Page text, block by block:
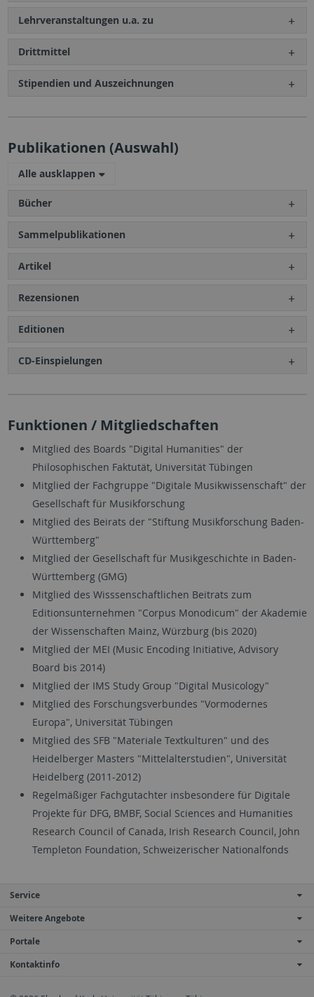
Lehrveranstaltungen u.a. zu
Drittmittel
Stipendien und Auszeichnungen
Publikationen (Auswahl)
Alle ausklappen
Bücher
Sammelpublikationen
Artikel
Rezensionen
Editionen
CD-Einspielungen
Funktionen / Mitgliedschaften
Mitglied des Boards "Digital Humanities" der
Philosophischen Faktutät, Universität Tübingen
Mitglied der Fachgruppe "Digitale Musikwissenschaft" der
Gesellschaft für Musikforschung
Mitglied des Beirats der "Stiftung Musikforschung Baden-
Württemberg"
Mitglied der Gesellschaft für Musikgeschichte in Baden-
Württemberg (GMG)
Mitglied des Wisssenschaftlichen Beitrats zum
Editionsunternehmen "Corpus Monodicum" der Akademie
der Wissenschaften Mainz, Würzburg (bis 2020)
Mitglied der MEI (Music Encoding Initiative, Advisory
Board bis 2014)
Mitglied der IMS Study Group "Digital Musicology"
Mitglied des Forschungsverbundes "Vormodernes
Europa", Universität Tübingen
Mitglied des SFB "Materiale Textkulturen" und des
Heidelberger Masters "Mittelalterstudien", Universität
Heidelberg (2011-2012)
Regelmäßiger Fachgutachter insbesondere für Digitale
Projekte für DFG, BMBF, Social Sciences and Humanities
Research Council of Canada, Irish Research Council, John
Templeton Foundation, Schweizerischer Nationalfonds
Service
Weitere Angebote
Portale
Kontaktinfo